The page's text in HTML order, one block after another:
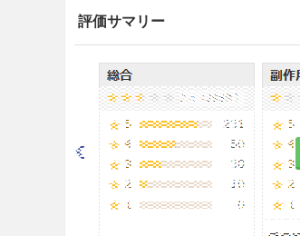
本剤の使
製造に際して
料としている
ことを、患者
8.2
本剤の原
び抗HIV-2抗体
いては、HIV、
した血漿を本
評価サマリー